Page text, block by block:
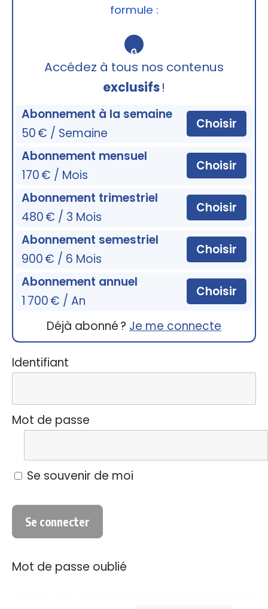
formule :
🔒
Accédez à tous nos contenus
exclusifs!
Abonnement à la semaine
50 € / Semaine
Choisir
Abonnement mensuel
170 € / Mois
Choisir
Abonnement trimestriel
480 € / 3 Mois
Choisir
Abonnement semestriel
900 € / 6 Mois
Choisir
Abonnement annuel
1 700 € / An
Choisir
Déjà abonné ? Je me connecte
Identifiant
Mot de passe
Se souvenir de moi
Mot de passe oublié